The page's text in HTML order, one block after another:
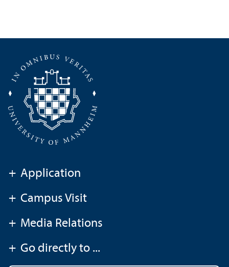
+ Application
+ Campus Visit
+ Media Relations
+ Go directly to ...